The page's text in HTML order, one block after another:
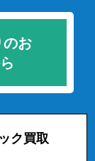
のお
ク買取